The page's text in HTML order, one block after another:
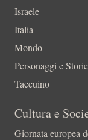
Israele
Italia
Mondo
Personaggi e Storie
Taccuino
Cultura e
Giornata europea